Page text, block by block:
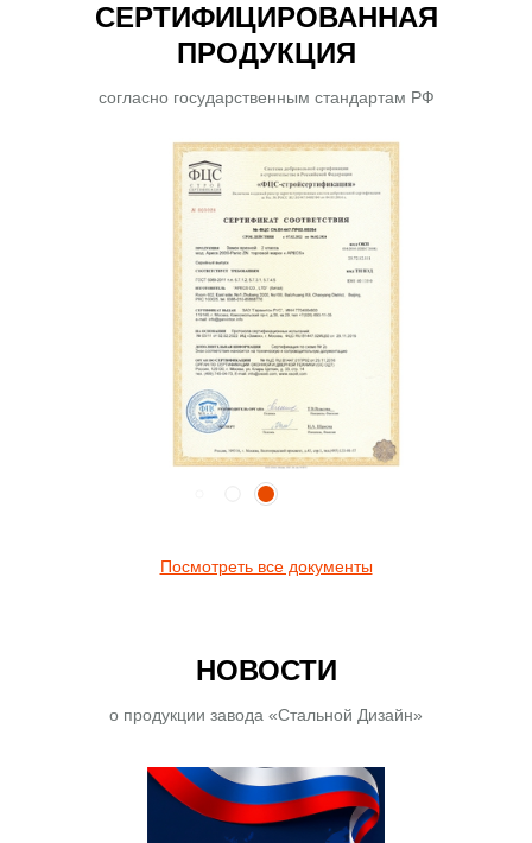
СЕРТИФИЦИРОВАННАЯ
ПРОДУКЦИЯ
согласно государственным стандартам РФ
Посмотреть все документы
НОВОСТИ
о продукции завода «Стальной Дизайн»